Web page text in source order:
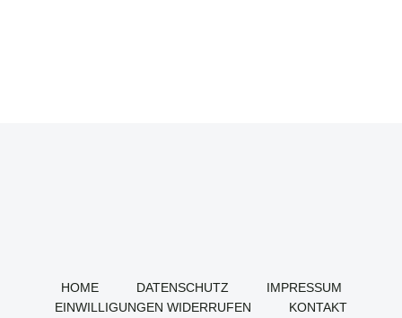
HOME DATENSCHUTZ
IMPRESSUM
EINWILLIGUNGEN WIDERRUFEN
KONTAKT